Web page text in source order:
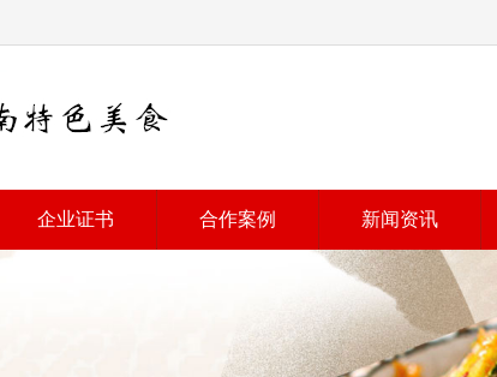
企业证书 合作案例 新闻资讯